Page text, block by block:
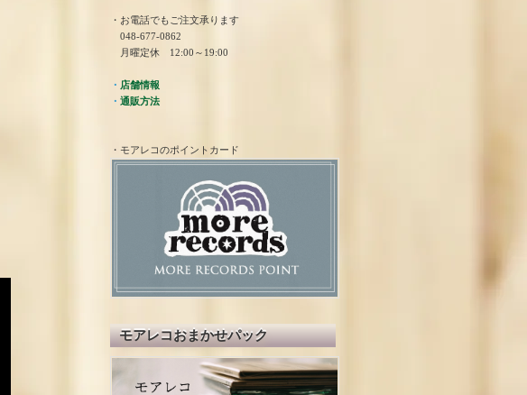
・お電話でもご注文承ります
048-677-0862
月曜定休 12:00～19:00
・ 店舗情報
・ 通販方法
・モアレコのポイントカード
モアレコおまかせパック